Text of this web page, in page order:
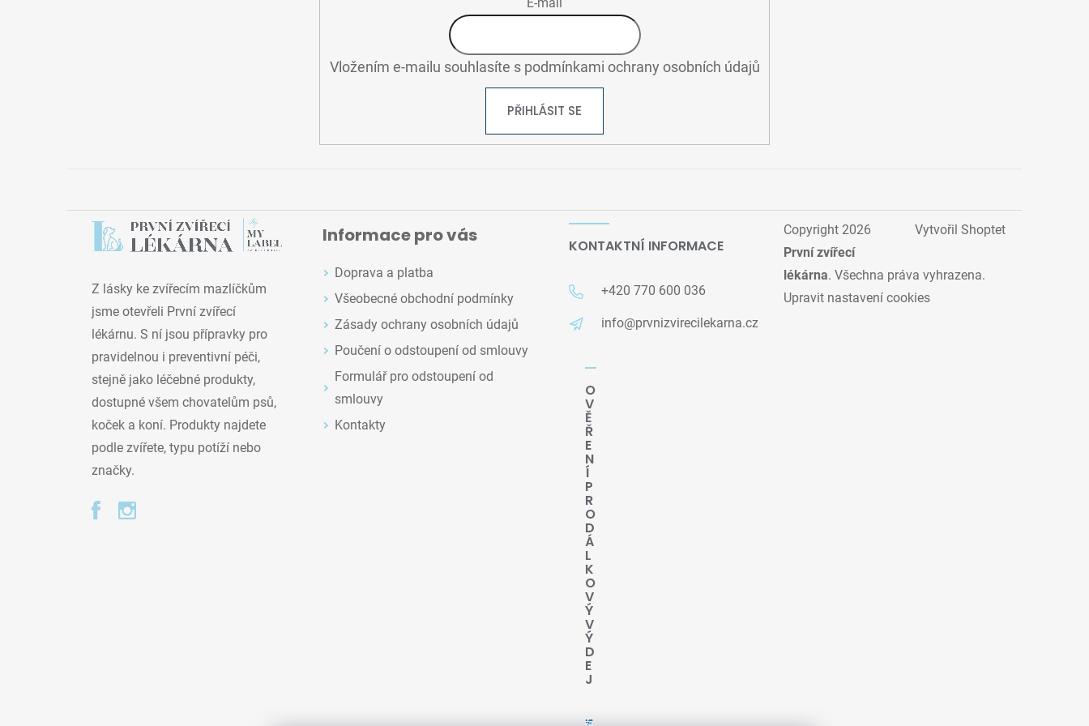
Vložením e-mailu souhlasíte s podmínkami ochrany osobních údajů
PŘIHLÁSIT SE
Z lásky ke zvířecím mazlíčkům
jsme otevřeli První zvířecí
lékárnu. S ní jsou přípravky pro
pravidelnou i preventivní péči,
stejně jako léčebné produkty,
dostupné všem chovatelům psů,
koček a koní. Produkty najdete
podle zvířete, typu potíží nebo
značky.
Informace pro vás
Doprava a platba
Všeobecné obchodní podmínky
Zásady ochrany osobních údajů
Poučení o odstoupení od smlouvy
Formulář pro odstoupení od
smlouvy
Kontakty
KONTAKTNÍ INFORMACE
+420 770 600 036
info@prvnizvirecilekarna.cz
O
V
Ě
Ř
E
N
Í
P
R
O
D
Á
L
K
O
V
Ý
V
Ý
D
E
J
Vytvořil Shoptet
Copyright 2026
První zvířecí
lékárna. Všechna práva vyhrazena.
Upravit nastavení cookies